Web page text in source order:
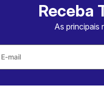
Receba
As principais